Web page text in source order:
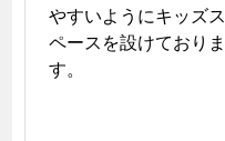
やすいようにキッズス
ペースを設けておりま
す。